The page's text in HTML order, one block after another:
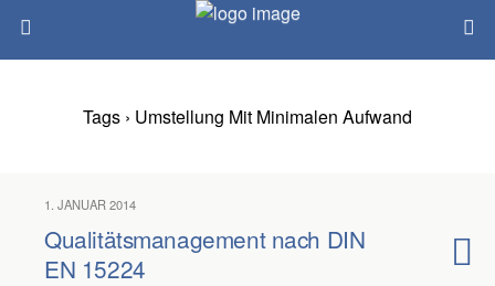
Tags › Umstellung Mit Minimalen Aufwand
1. JANUAR 2014
Qualitätsmanagement nach DIN
EN 15224